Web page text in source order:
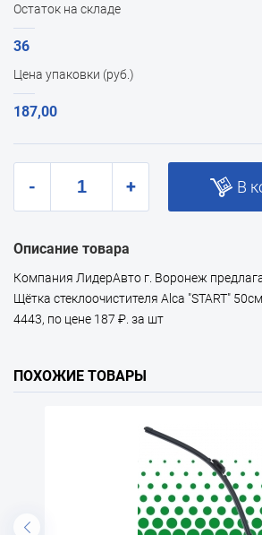
Остаток на складе
36
Цена упаковки (руб.)
187,00
- + В
Описание товара
Компания ЛидерАвто г. Воронеж
Щётка стеклоочистителя Alca "START"
4443, по цене 187 ₽. за шт
ПОХОЖИЕ ТОВАРЫ